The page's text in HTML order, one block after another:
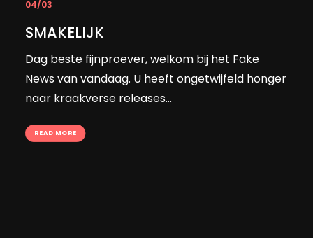
04/03
SMAKELIJK
Dag beste fijnproever, welkom bij het Fake
News van vandaag. U heeft ongetwijfeld honger
naar kraakverse releases...
READ MORE